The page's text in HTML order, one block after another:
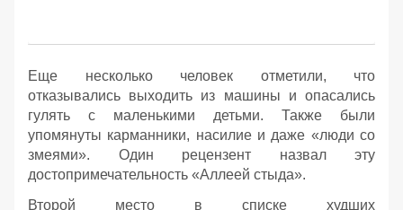
Еще несколько человек отметили, что
отказывались выходить из машины и опасались
гулять с маленькими детьми. Также были
упомянуты карманники, насилие и даже «люди со
змеями». Один рецензент назвал эту
достопримечательность «Аллеей стыда».
Второй место в списке худших